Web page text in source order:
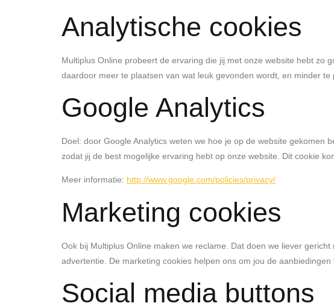
Analytische cookies
Multiplus Online probeert de ervaring die jij met onze website hebt zo
daardoor meer te plaatsen van wat leuk gevonden wordt, en minder te
Google Analytics
Doel: door Google Analytics weten we hoe je op de website gekomen
zodat jij de best mogelijke ervaring hebt op onze website. Dit cookie
Meer informatie: http://www.google.com/policies/privacy/
Marketing cookies
Ook bij Multiplus Online maken we reclame. Dat doen we liever
advertentie. De marketing cookies helpen ons om jou de aanbiedingen
Social media buttons